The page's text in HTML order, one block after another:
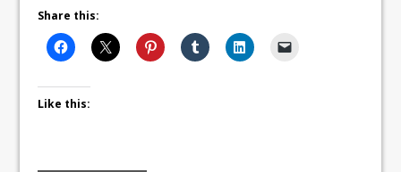
Share this:
Like this: